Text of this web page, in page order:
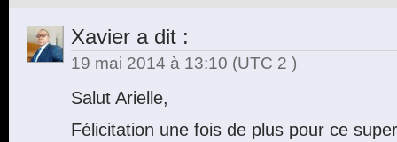
Xavier a dit :
19 mai 2014 à 13:10 (UTC 2 )
Salut Arielle,
Félicitation une fois de plus pour ce